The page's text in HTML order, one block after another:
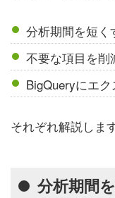
分析期間を短く
不要な項目を削
BigQueryにエ
それぞれ解説します
分析期間